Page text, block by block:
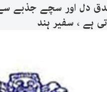
دل اور سچے جذبے سے
ہے ، سفیر ہند